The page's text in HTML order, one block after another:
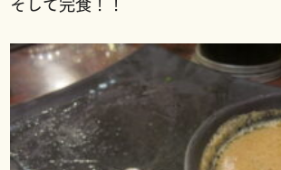
そして完食！！